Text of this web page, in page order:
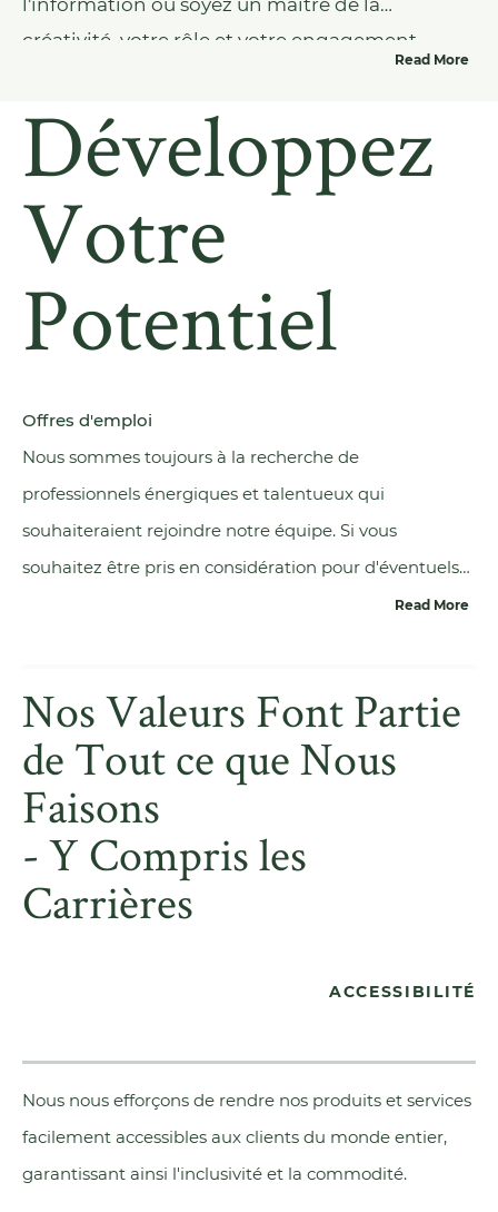
l'information ou soyez un maître de la
créativité, votre rôle et votre engagement
importe le poste, tous nos collègues apportent
leur authenticité au travail, et nous travaillons
en équipe. En nous appuyant sur les
compétences et l'expertise des autres, nous
pouvons continuer à offrir des emballages en
verre de luxe à des entreprises du monde
entier.
Read More
Développez
Votre
Potentiel
Offres d'emploi
Nous sommes toujours à la recherche de
professionnels énergiques et talentueux qui
souhaiteraient rejoindre notre équipe. Si vous
souhaitez être pris en considération pour d'éventuels
postes à venir, veuillez envoyer votre CV et votre lettre
Read More
Nos Valeurs Font Partie
de Tout ce que Nous
Faisons
- Y Compris les
Carrières
ACCESSIBILITÉ
Nous nous efforçons de rendre nos produits et services
facilement accessibles aux clients du monde entier,
garantissant ainsi l'inclusivité et la commodité.